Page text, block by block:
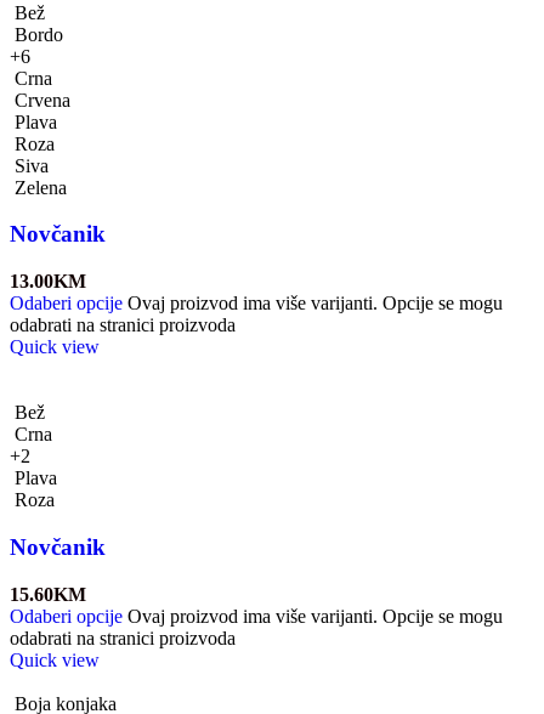
Bež
Bordo
+6
Crna
Crvena
Plava
Roza
Siva
Zelena
Novčanik
13.00KM
Odaberi opcije Ovaj proizvod ima više varijanti. Opcije se mogu
odabrati na stranici proizvoda
Quick view
Bež
Crna
+2
Plava
Roza
Novčanik
15.60KM
Odaberi opcije Ovaj proizvod ima više varijanti. Opcije se mogu
odabrati na stranici proizvoda
Quick view
Boja konjaka